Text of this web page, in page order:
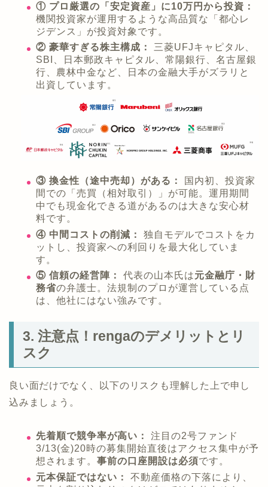
① プロ厳選の「安定資産」に10万円から投資：
機関投資家が運用するような高品質な「都心レ
ジデンス」が投資対象です。
② 豪華すぎる株主構成：
三菱UFJキャピタル、
SBI、日本郵政キャピタル、常陽銀行、名古屋銀
行、農林中金など、日本の金融大手がズラリと
出資しています。
③ 換金性（途中売却）がある：
国内初、投資家
間での「売買（相対取引）」が可能。運用期間
中でも現金化できる道があるのは大きな安心材
料です。
④ 中間コストの削減：
独自モデルでコストをカ
ットし、投資家への利回りを最大化していま
す。
⑤ 信頼の経営陣：
代表の山本氏は元金融庁・財
務省の弁護士。法規制のプロが運営している点
は、他社にはない強みです。
3. 注意点！rengaのデメリットとリ
スク
良い面だけでなく、以下のリスクも理解した上で申し
込みましょう。
先着順で競争率が高い：
注目の2号ファンド
3/13(金)20時の募集開始直後はアクセス集中が予
想されます。 事前の口座開設は必須です。
元本保証ではない：
不動産価格の下落により、